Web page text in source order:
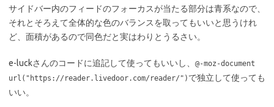
サイドバー内のフィードのフォーカスが当たる部分は青系なので、
それとそろえて全体的な色のバランスを取ってもいいと思うけれ
ど、面積があるので同色だと実はわりとうるさい。
e-luckさんのコードに追記して使ってもいいし、 @-moz-document
url("https://reader.livedoor.com/reader/") で独立して使っても
いい。